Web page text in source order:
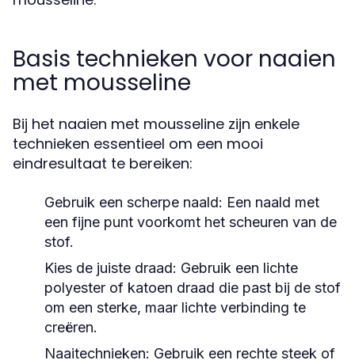
Basis technieken voor naaien
met mousseline
Bij het naaien met mousseline zijn enkele
technieken essentieel om een mooi
eindresultaat te bereiken:
Gebruik een scherpe naald: Een naald met
een fijne punt voorkomt het scheuren van de
stof.
Kies de juiste draad: Gebruik een lichte
polyester of katoen draad die past bij de stof
om een sterke, maar lichte verbinding te
creëren.
Naaitechnieken: Gebruik een rechte steek of